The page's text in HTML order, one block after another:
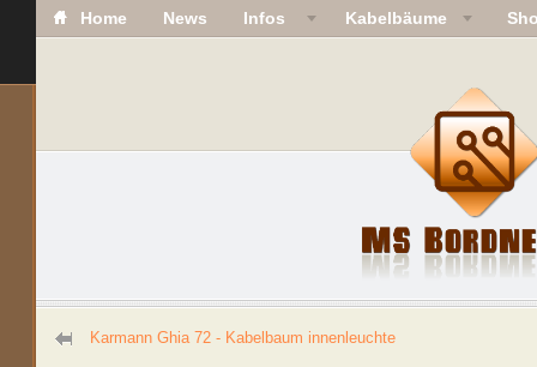
Home News Infos Kabelbäume
Karmann Ghia 72 - Kabelbaum innenleuchte